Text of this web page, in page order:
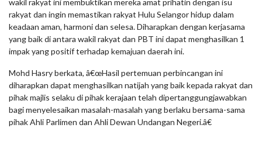
wakil rakyat ini membuktikan mereka amat prihatin dengan isu
rakyat dan ingin memastikan rakyat Hulu Selangor hidup dalam
keadaan aman, harmoni dan selesa. Diharapkan dengan kerjasama
yang baik di antara wakil rakyat dan PBT ini dapat menghasilkan 1
impak yang positif terhadap kemajuan daerah ini.
Mohd Hasry berkata, â€œHasil pertemuan perbincangan ini
diharapkan dapat menghasilkan natijah yang baik kepada rakyat dan
pihak majlis selaku di pihak kerajaan telah dipertanggungjawabkan
bagi menyelesaikan masalah-masalah yang berlaku bersama-sama
pihak Ahli Parlimen dan Ahli Dewan Undangan Negeri.â€